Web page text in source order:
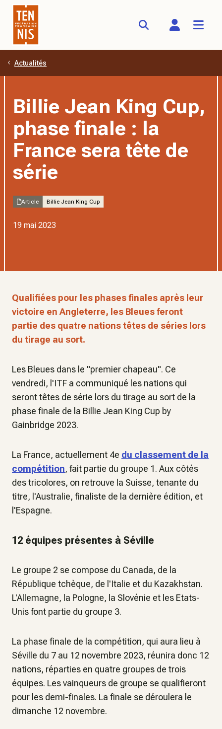
Aller au contenu principal
Actualités
Billie Jean King Cup,
phase finale : la
France sera tête de
série
Article Billie Jean King Cup
19 mai 2023
Qualifiées pour les phases finales après leur
victoire en Angleterre, les Bleues feront
partie des quatre nations têtes de séries lors
du tirage au sort.
Les Bleues dans le "premier chapeau". Ce
vendredi, l'ITF a communiqué les nations qui
seront têtes de série lors du tirage au sort de la
phase finale de la Billie Jean King Cup by
Gainbridge 2023.
La France, actuellement 4e du classement de la
compétition, fait partie du groupe 1. Aux côtés
des tricolores, on retrouve la Suisse, tenante du
titre, l'Australie, finaliste de la dernière édition, et
l'Espagne.
12 équipes présentes à Séville
Le groupe 2 se compose du Canada, de la
République tchèque, de l'Italie et du Kazakhstan.
L'Allemagne, la Pologne, la Slovénie et les Etats-
Unis font partie du groupe 3.
La phase finale de la compétition, qui aura lieu à
Séville du 7 au 12 novembre 2023, réunira donc 12
nations, réparties en quatre groupes de trois
équipes. Les vainqueurs de groupe se qualifieront
pour les demi-finales. La finale se déroulera le
dimanche 12 novembre.